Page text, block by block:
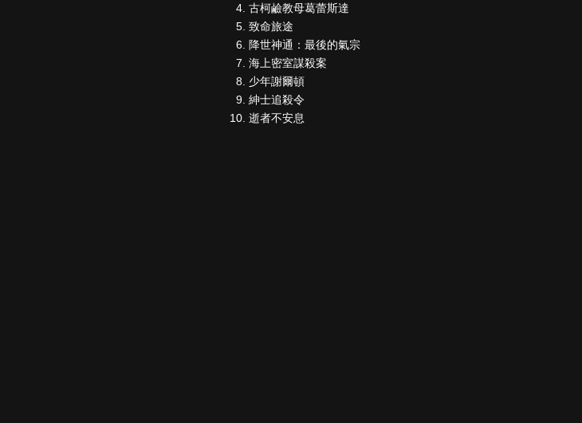
古柯鹼教母葛蕾斯達
致命旅途
降世神通：最後的氣宗
海上密室謀殺案
少年謝爾頓
紳士追殺令
逝者不安息